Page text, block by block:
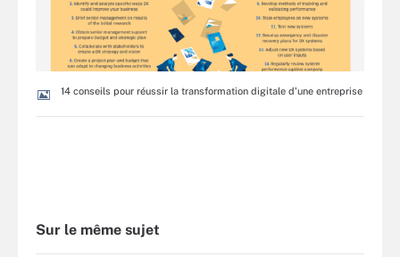
14 conseils pour réussir la transformation digitale d'une entreprise
Sur le même sujet